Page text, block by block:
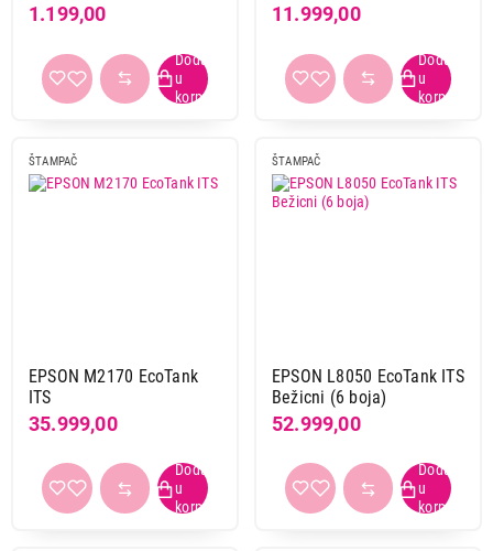
1.199,00 11.999,00
ŠTAMPAČ
EPSON M2170 EcoTank
ITS
35.999,00
ŠTAMPAČ
EPSON L8050 EcoTank ITS
Bežicni (6 boja)
52.999,00